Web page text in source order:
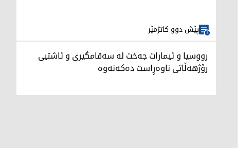
پێش دوو کاتژمێر
رووسیا و ئیمارات جەخت لە سەقامگیری و ئاشتیی
رۆژهەڵاتی ناوەڕاست دەکەنەوە